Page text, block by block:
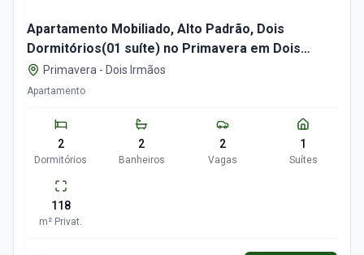
Apartamento Mobiliado, Alto Padrão, Dois
Dormitórios(01 suíte) no Primavera em Dois
Irmãos-RS
Primavera - Dois Irmãos
Apartamento
2
Dormitórios
2
Banheiros
2
Vagas
1
Suítes
118
m² Privat.